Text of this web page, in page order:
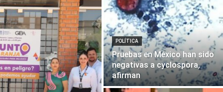
de
POLÍTICA
Pruebas en México han sido
negativas a cyclospora,
afirman